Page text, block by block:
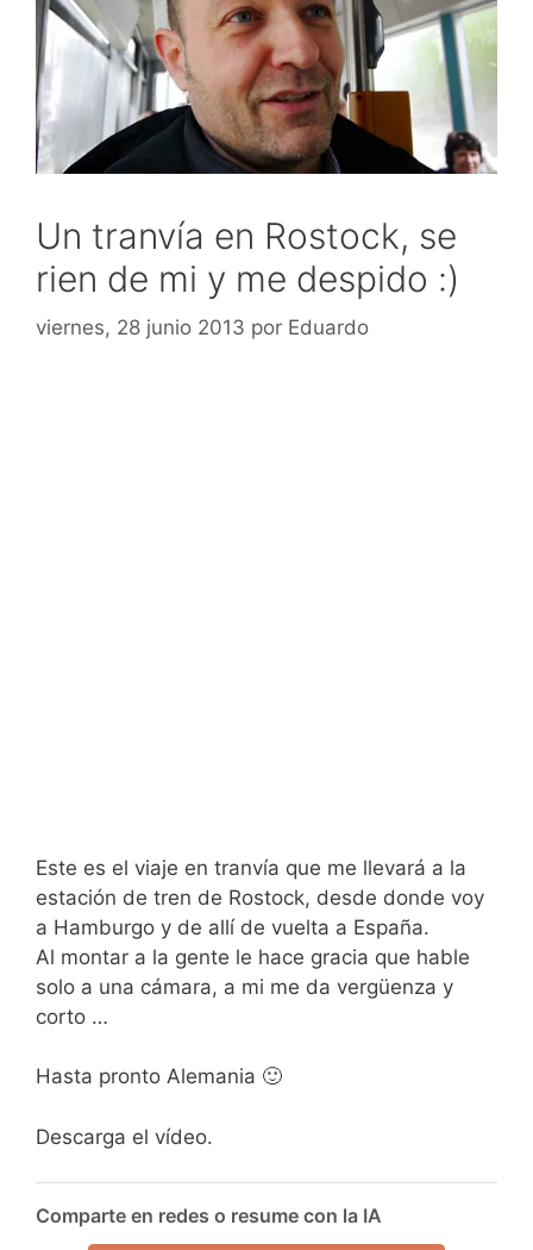
Un tranvía en Rostock, se
rien de mi y me despido :)
viernes, 28 junio 2013 por Eduardo
Este es el viaje en tranvía que me llevará a la
estación de tren de Rostock, desde donde voy
a Hamburgo y de allí de vuelta a España.
Al montar a la gente le hace gracia que hable
solo a una cámara, a mi me da vergüenza y
corto …
Hasta pronto Alemania 🙂
Descarga el vídeo.
Comparte en redes o resume con la IA